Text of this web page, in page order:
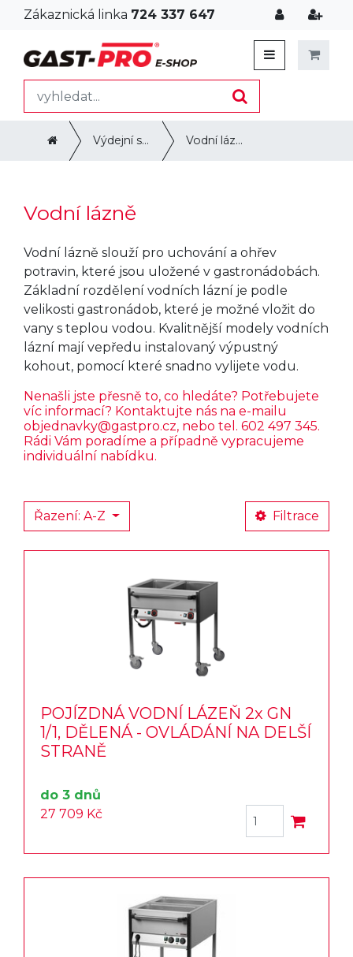
Zákaznická linka 724 337 647
Výdejní systémy, udržování a transport Vodní lázně
Vodní lázně
Vodní lázně slouží pro uchování a ohřev
potravin, které jsou uložené v gastronádobách.
Základní rozdělení vodních lázní je podle
velikosti gastronádob, které je možné vložit do
vany s teplou vodou. Kvalitnější modely vodních
lázní mají vepředu instalovaný výpustný
kohout, pomocí které snadno vylijete vodu.
Nenašli jste přesně to, co hledáte? Potřebujete
víc informací? Kontaktujte nás na e-mailu
objednavky@gastpro.cz, nebo tel. 602 497 345.
Rádi Vám poradíme a případně vypracujeme
individuální nabídku.
Řazení: A-Z Filtrace
POJÍZDNÁ VODNÍ LÁZEŇ 2x GN
1/1, DĚLENÁ - OVLÁDÁNÍ NA DELŠÍ
STRANĚ
do 3 dnů
27 709 Kč